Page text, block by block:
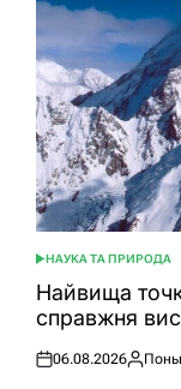
ОПУБЛІКУВАТИ
У
НАУКА ТА ПРИРОДА
Найвища
справжня
Оприлюднено
06.08.2026